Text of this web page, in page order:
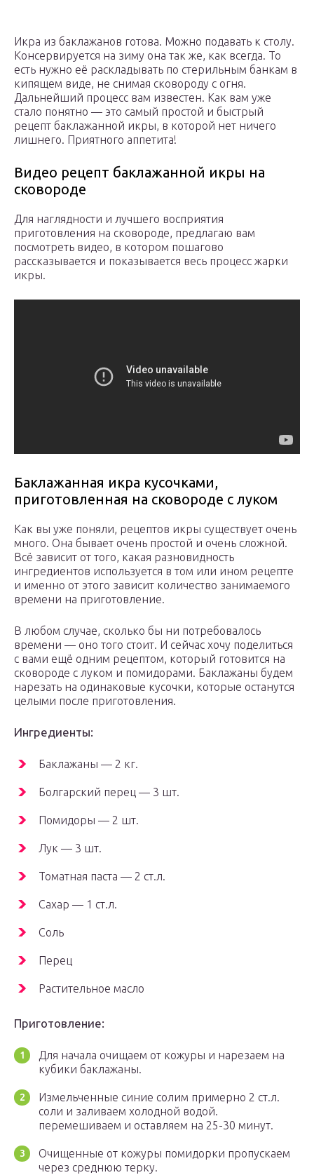
Икра из баклажанов готова. Можно подавать к столу.
Консервируется на зиму она так же, как всегда. То
есть нужно её раскладывать по стерильным банкам в
кипящем виде, не снимая сковороду с огня.
Дальнейший процесс вам известен. Как вам уже
стало понятно — это самый простой и быстрый
рецепт баклажанной икры, в которой нет ничего
лишнего. Приятного аппетита!
Видео рецепт баклажанной икры на
сковороде
Для наглядности и лучшего восприятия
приготовления на сковороде, предлагаю вам
посмотреть видео, в котором пошагово
рассказывается и показывается весь процесс жарки
икры.
Баклажанная икра кусочками,
приготовленная на сковороде с луком
Как вы уже поняли, рецептов икры существует очень
много. Она бывает очень простой и очень сложной.
Всё зависит от того, какая разновидность
ингредиентов используется в том или ином рецепте
и именно от этого зависит количество занимаемого
времени на приготовление.
В любом случае, сколько бы ни потребовалось
времени — оно того стоит. И сейчас хочу поделиться
с вами ещё одним рецептом, который готовится на
сковороде с луком и помидорами. Баклажаны будем
нарезать на одинаковые кусочки, которые останутся
целыми после приготовления.
Ингредиенты:
Баклажаны — 2 кг.
Болгарский перец — 3 шт.
Помидоры — 2 шт.
Лук — 3 шт.
Томатная паста — 2 ст.л.
Сахар — 1 ст.л.
Соль
Перец
Растительное масло
Приготовление:
Для начала очищаем от кожуры и нарезаем на
кубики баклажаны.
Измельченные синие солим примерно 2 ст.л.
соли и заливаем холодной водой.
перемешиваем и оставляем на 25-30 минут.
Очищенные от кожуры помидорки пропускаем
через среднюю терку.